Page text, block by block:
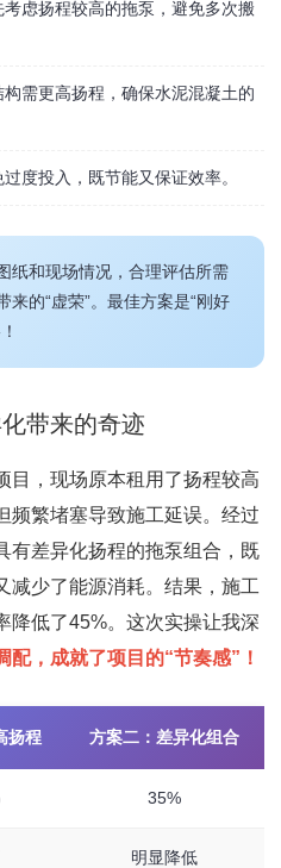
虑扬程较高的拖泵，避免多次搬
需更高扬程，确保水泥混凝土的
度投入，既节能又保证效率。
纸和现场情况，合理评估所需
的“虚荣”。最佳方案是“刚好
带来的奇迹
目，现场原本租用了扬程较高
频繁堵塞导致施工延误。经过
有差异化扬程的拖泵组合，既
减少了能源消耗。结果，施工
降低了45%。这次实操让我深
配，成就了项目的“节奏感”！
扬程 方案二：差异化组合
35%
明显降低